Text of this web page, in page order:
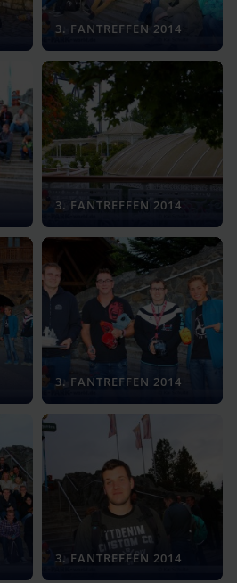
3. FANTREFFEN 2014
3. FANTREFFEN 2014
3. FANTREFFEN 2014
3. FANTREFFEN 2014